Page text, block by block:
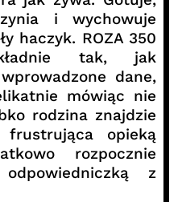
i wychowuje
haczyk. ROZA 350
tak, jak
dane,
mówiąc nie
rodzina znajdzie
opieką
rozpocznie
z